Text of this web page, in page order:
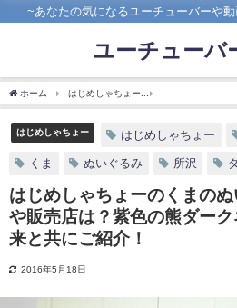
~あなたの気になるユーチューバーや
ユーチューバ
ホーム はじめしゃちょー
はじめしゃちょー はじめしゃちょー
くま ぬいぐるみ 所沢
はじめしゃちょーのくまの
や販売店は？紫色の熊ダー
来と共にご紹介！
2016年5月18日